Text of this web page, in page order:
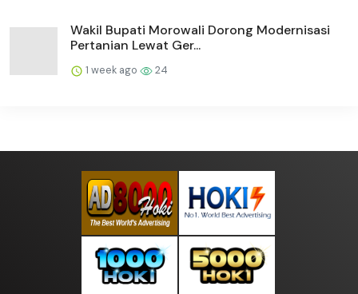
Wakil Bupati Morowali Dorong Modernisasi
Pertanian Lewat Ger...
1 week ago 24